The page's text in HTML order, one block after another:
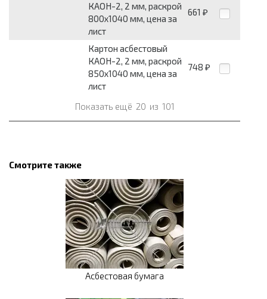
КАОН-2, 2 мм, раскрой
800x1040 мм, цена за
лист
661 ₽
Картон асбестовый
КАОН-2, 2 мм, раскрой
850x1040 мм, цена за
лист
748 ₽
Показать ещё 20 из 101
Смотрите также
Асбестовая бумага